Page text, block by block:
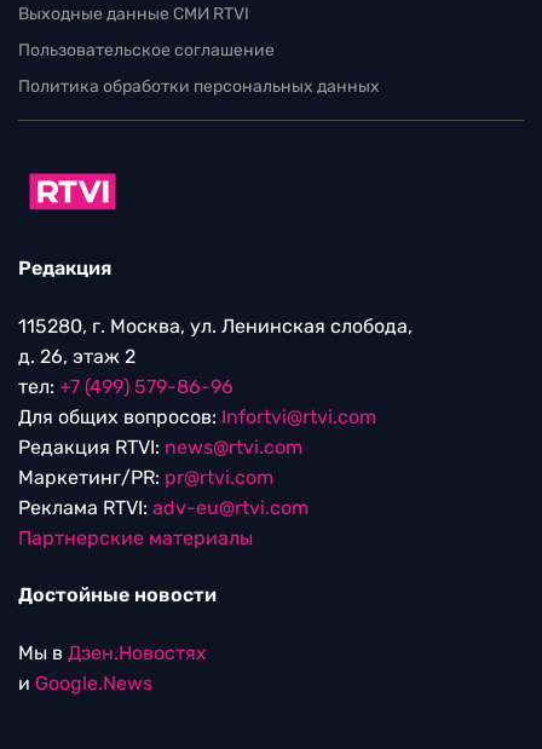
Выходные данные СМИ RTVI
Пользовательское соглашение
Политика обработки персональных данных
Редакция
115280, г. Москва, ул. Ленинская слобода,
д. 26, этаж 2
тел: +7 (499) 579-86-96
Для общих вопросов: Infortvi@rtvi.com
Редакция RTVI: news@rtvi.com
Маркетинг/PR: pr@rtvi.com
Реклама RTVI: adv-eu@rtvi.com
Партнерские материалы
Достойные новости
Мы в Дзен.Новостях
и Google.News